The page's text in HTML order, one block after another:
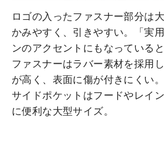
ロゴの入ったファスナー部分は
かみやすく、引きやすい。「実
ンのアクセントにもなっている
ファスナーはラバー素材を採用
が高く、表面に傷が付きにくい。
サイドポケットはフードやレイ
に便利な大型サイズ。